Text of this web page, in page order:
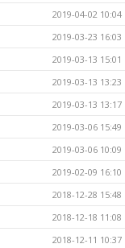
2019-04-02 10:04
2019-03-23 16:03
2019-03-13 15:01
2019-03-13 13:23
2019-03-13 13:17
2019-03-06 15:49
2019-03-06 10:09
2019-02-09 16:10
2018-12-28 15:48
2018-12-18 11:08
2018-12-11 10:37